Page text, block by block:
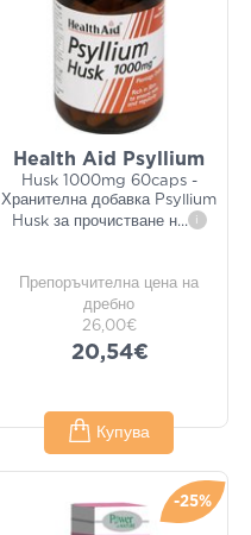
Health Aid Psyllium
Husk 1000mg 60caps -
Хранителна добавка Psyllium
Husk за прочистване н... i
Препоръчителна цена на
дребно
26,00€
20,54€
Купува
-25%